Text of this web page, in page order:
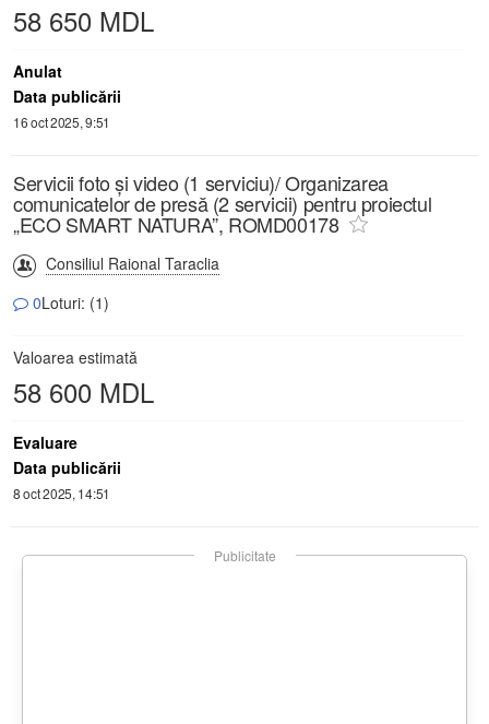
58 650 MDL
Anulat
Data publicării
16 oct 2025, 9:51
Servicii foto și video (1 serviciu)/ Organizarea
comunicatelor de presă (2 servicii) pentru proiectul
„ECO SMART NATURA”, ROMD00178
Consiliul Raional Taraclia
0Loturi: (1)
Valoarea estimată
58 600 MDL
Evaluare
Data publicării
8 oct 2025, 14:51
Publicitate